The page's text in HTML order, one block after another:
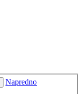
Napredno